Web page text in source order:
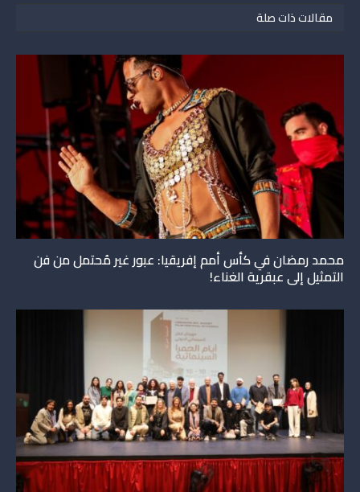
مقالات ذات صلة
محمد رمضان في كأس أمم إفريقيا: عبور غير مُحتمل من فن
التمثيل إلى عبقرية الغناء!